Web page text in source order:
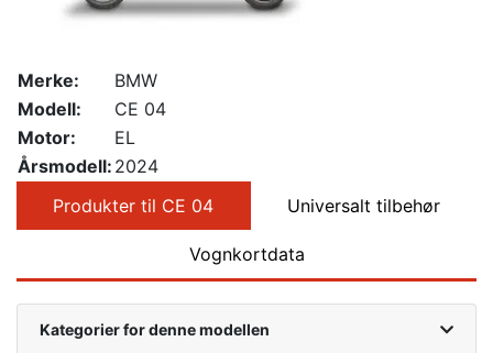
Merke:
BMW
Modell:
CE 04
Motor:
EL
Årsmodell: 2024
Produkter til CE 04
Universalt tilbehør
Vognkortdata
Kategorier for denne modellen